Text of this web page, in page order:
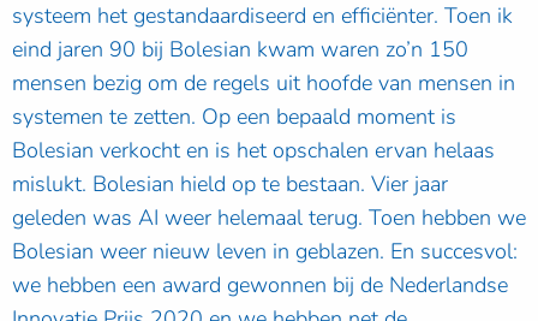
systeem het gestandaardiseerd en efficiënter. Toen ik
eind jaren 90 bij Bolesian kwam waren zo’n 150
mensen bezig om de regels uit hoofde van mensen in
systemen te zetten. Op een bepaald moment is
Bolesian verkocht en is het opschalen ervan helaas
mislukt. Bolesian hield op te bestaan. Vier jaar
geleden was AI weer helemaal terug. Toen hebben we
Bolesian weer nieuw leven in geblazen. En succesvol:
we hebben een award gewonnen bij de Nederlandse